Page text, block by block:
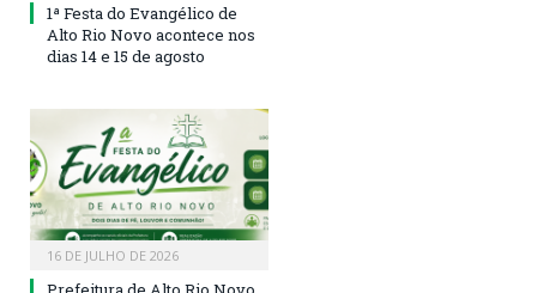
1ª Festa do Evangélico de
Alto Rio Novo acontece nos
dias 14 e 15 de agosto
16 DE JULHO DE 2026